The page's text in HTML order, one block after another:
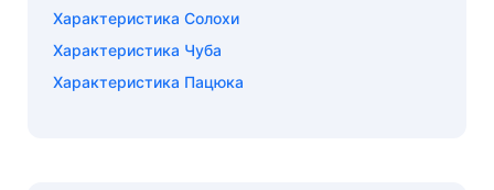
Характеристика Солохи
Характеристика Чуба
Характеристика Пацюка